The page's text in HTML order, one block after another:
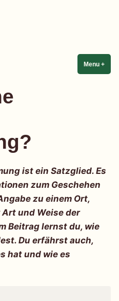
einfach Menu +
ist ein Satzglied. Es
zum Geschehen
zu einem Ort,
und Weise der
Beitrag lernst du, wie
Du erfährst auch,
hat und wie es